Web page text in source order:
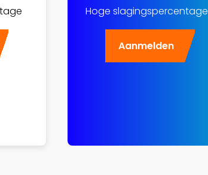
Hoge slagingspercentage
Aanmelden